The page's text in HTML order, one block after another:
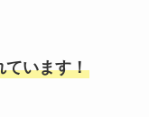
ています！